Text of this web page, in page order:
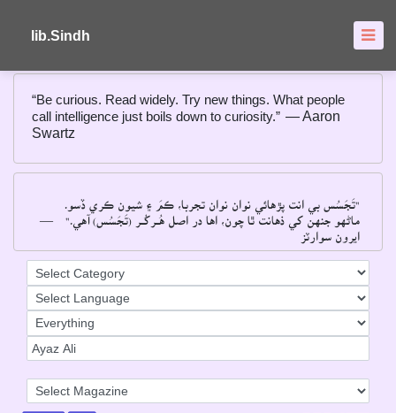
lib.Sindh
“Be curious. Read widely. Try new things. What people
call intelligence just boils down to curiosity.” ― Aaron
Swartz
"تَجَسُس بي انت پڙهائي نوان نوان تجربا، ڪمَ ۽ شيون ڪري ڏسو۔
ماڻهو جنهن کي ذهانت ٿا چون، اها در اصل هُــرکُــر (تَجَسُس) آهي۔"
ايرون سوارٽز